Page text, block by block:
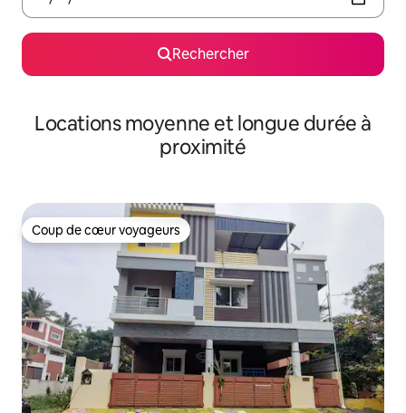
Rechercher
Locations moyenne et longue durée à
proximité
Coup de cœur voyageurs
Coup de cœur voyageurs